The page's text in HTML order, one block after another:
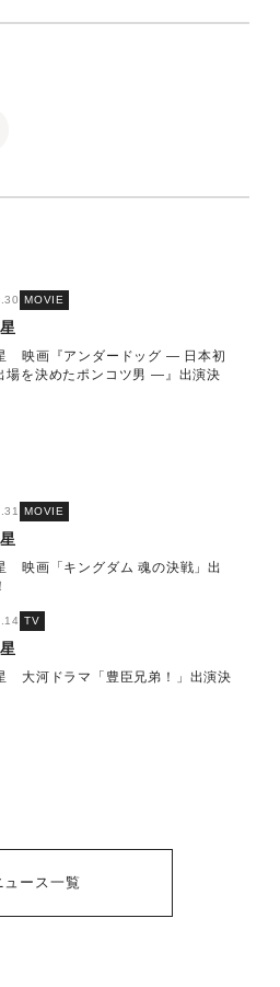
MOVIE
映画『アンダードッグ ― ⽇本初
場を決めたポンコツ男 ―』出演決
MOVIE
映画「キングダム 魂の決戦」出
TV
大河ドラマ「豊臣兄弟！」出演決
ュース一覧